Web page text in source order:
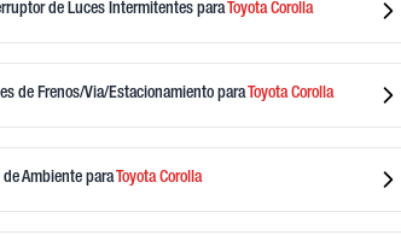
de Luces Intermitentes para ToyotaCorolla
de Frenos/Via/Estacionamiento para ToyotaCorolla
Ambiente para ToyotaCorolla